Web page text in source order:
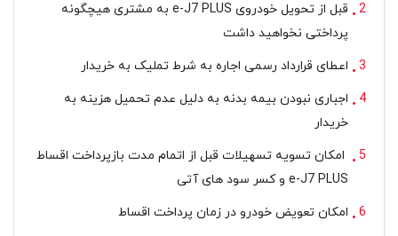
قبل از تحویل خودروی e-J7 PLUS به مشتری هیچگونه
پرداختی نخواهید داشت
اعطای قرارداد رسمی اجاره به شرط تملیک به خریدار
اجباری نبودن بیمه بدنه به دلیل عدم تحمیل هزینه به
خریدار
امکان تسویه تسهیلات قبل از اتمام مدت بازپرداخت اقساط
e-J7 PLUS و کسر سود های آتی
امکان تعویض خودرو در زمان پرداخت اقساط